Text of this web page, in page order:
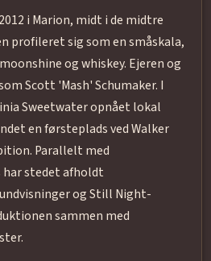
i Marion, midt i de midtre
profileret sig som en småskala,
og whiskey. Ejeren og
Scott 'Mash' Schumaker. I
Sweetwater opnået lokal
en førsteplads ved Walker
Parallelt med
stedet afholdt
og Still Night-
sammen med